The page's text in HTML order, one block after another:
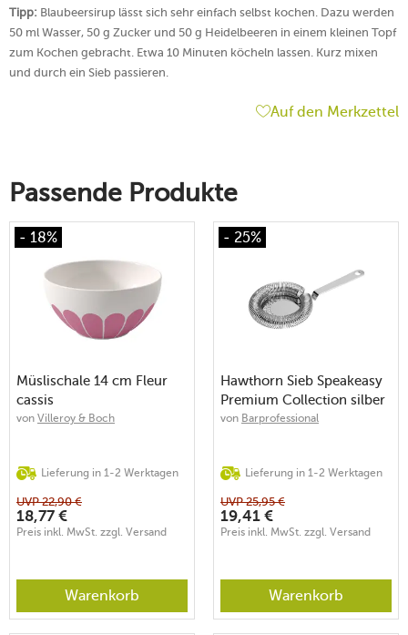
Tipp: Blaubeersirup lässt sich sehr einfach selbst kochen. Dazu werden
50 ml Wasser, 50 g Zucker und 50 g Heidelbeeren in einem kleinen Topf
zum Kochen gebracht. Etwa 10 Minuten köcheln lassen. Kurz mixen
und durch ein Sieb passieren.
Auf den Merkzettel
Passende Produkte
- 18%
Müslischale 14 cm Fleur
cassis
von Villeroy & Boch
Lieferung in 1-2 Werktagen
UVP22,90 €
18,77 €
Preis inkl. MwSt. zzgl. Versand
Warenkorb
- 25%
Hawthorn Sieb Speakeasy
Premium Collection silber
von Barprofessional
Lieferung in 1-2 Werktagen
UVP25,95 €
19,41 €
Preis inkl. MwSt. zzgl. Versand
Warenkorb